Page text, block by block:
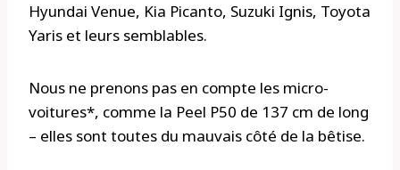
Hyundai Venue, Kia Picanto, Suzuki Ignis, Toyota
Yaris et leurs semblables.
Nous ne prenons pas en compte les micro-
voitures*, comme la Peel P50 de 137 cm de long
– elles sont toutes du mauvais côté de la bêtise.